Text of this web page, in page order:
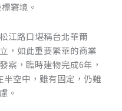
窘境。
江路口堪稱台北華爾
，如此重要繁華的商業
案，臨時建物完成6年，
空中，雖有固定，仍難
。